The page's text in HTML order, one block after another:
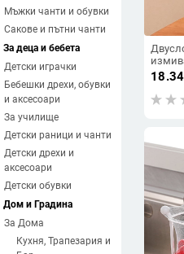
Мъжки чанти и обувки
Сакове и пътни чанти
За деца и бебета
Детски играчки
Бебешки дрехи, обувки
и аксесоари
За училище
Детски раници и чанти
Детски дрехи и
аксесоари
Детски обувки
Дом и Градина
За Дома
Кухня, Трапезария и
18.34